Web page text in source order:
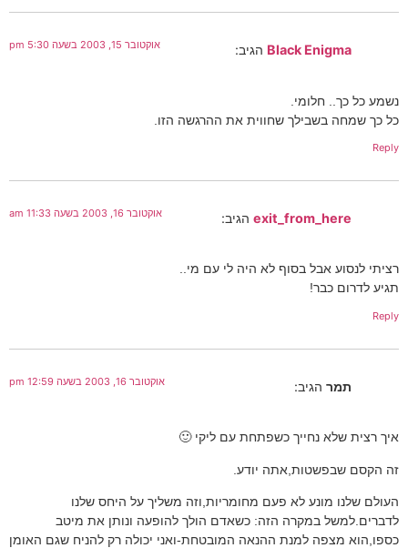
Black Enigma הגיב: אוקטובר 15, 2003 בשעה 5:30 pm
נשמע כל כך.. חלומי.
כל כך שמחה בשבילך שחווית את ההרגשה הזו.
Reply
exit_from_here הגיב: אוקטובר 16, 2003 בשעה 11:33 am
רציתי לנסוע אבל בסוף לא היה לי עם מי..
תגיע לדרום כבר!
Reply
תמר הגיב: אוקטובר 16, 2003 בשעה 12:59 pm
איך רצית שלא נחייך כשפתחת עם ליקי 🙂
זה הקסם שבפשטות,אתה יודע.
העולם שלנו מונע לא פעם מחומריות,וזה משליך על היחס שלנו
לדברים.למשל במקרה הזה: כשאדם הולך להופעה ונותן את מיטב
כספו,הוא מצפה למנת ההנאה המובטחת-ואני יכולה רק להניח שגם האומן